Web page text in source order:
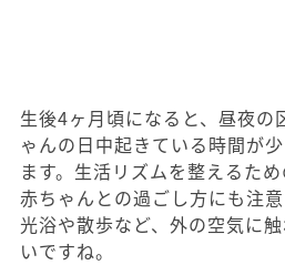
生後4ヶ月頃になると、昼夜の
ゃんの日中起きている時間が
ます。生活リズムを整えるため
赤ちゃんとの過ごし方にも注
光浴や散歩など、外の空気に
いですね。